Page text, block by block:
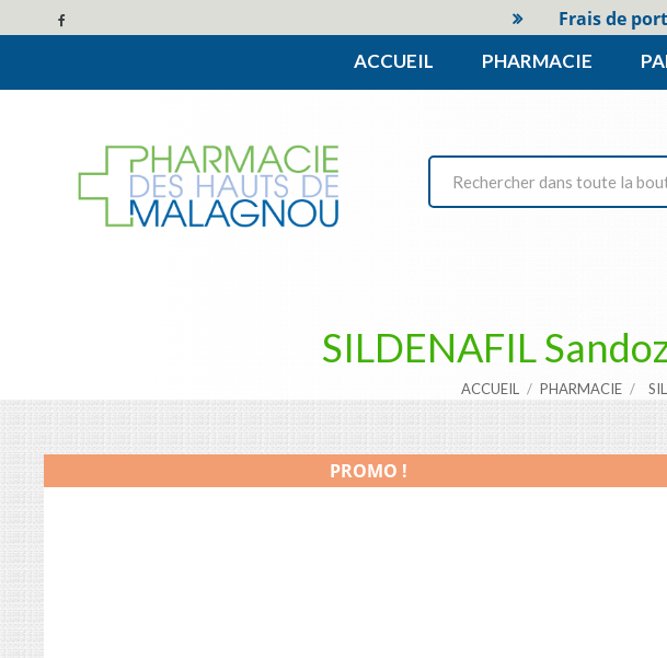
Frais de
ACCUEIL PHARMACIE
SILDENAFIL
ACCUEIL PHARMACIE
PROMO !